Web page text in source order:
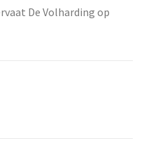
De Volharding op